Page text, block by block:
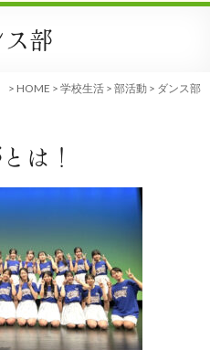
部
> HOME > 学校生活 > 部活動 > ダンス部
は！